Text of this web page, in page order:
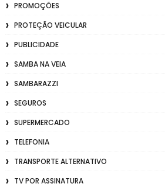
PROMOÇÕES
PROTEÇÃO VEICULAR
PUBLICIDADE
SAMBA NA VEIA
SAMBARAZZI
SEGUROS
SUPERMERCADO
TELEFONIA
TRANSPORTE ALTERNATIVO
TV POR ASSINATURA